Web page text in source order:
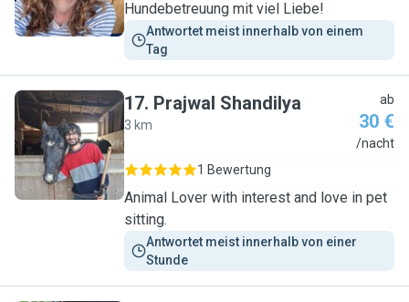
Hundebetreuung mit viel Liebe!
Antwortet meist innerhalb von einem
Tag
P
17. Prajwal Shandilya
3 km
ab
30 €
/nacht
1 Bewertung
Animal Lover with interest and love in pet
sitting.
Antwortet meist innerhalb von einer
Stunde